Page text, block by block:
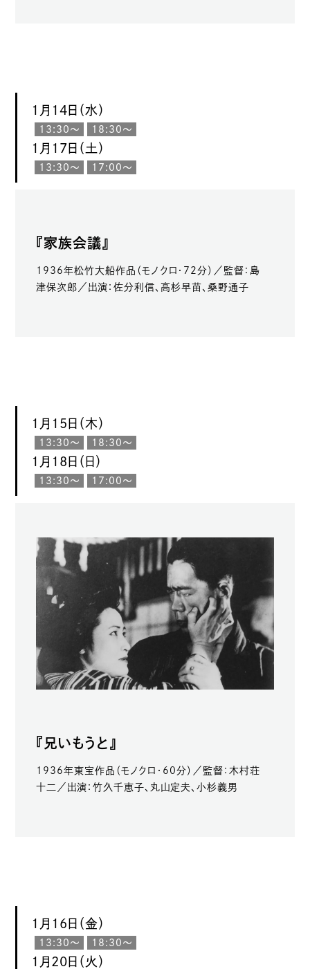
1月14日（水）
13:30〜 18:30〜
1月17日（土）
13:30〜 17:00〜
『家族会議』
1936年松竹大船作品（モノクロ・72分）／監督：島
津保次郎／出演：佐分利信、高杉早苗、桑野通子
1月15日（木）
13:30〜 18:30〜
1月18日（日）
13:30〜 17:00〜
『兄いもうと』
1936年東宝作品（モノクロ・60分）／監督：木村荘
十二／出演：竹久千恵子、丸山定夫、小杉義男
1月16日（金）
13:30〜 18:30〜
1月20日（火）